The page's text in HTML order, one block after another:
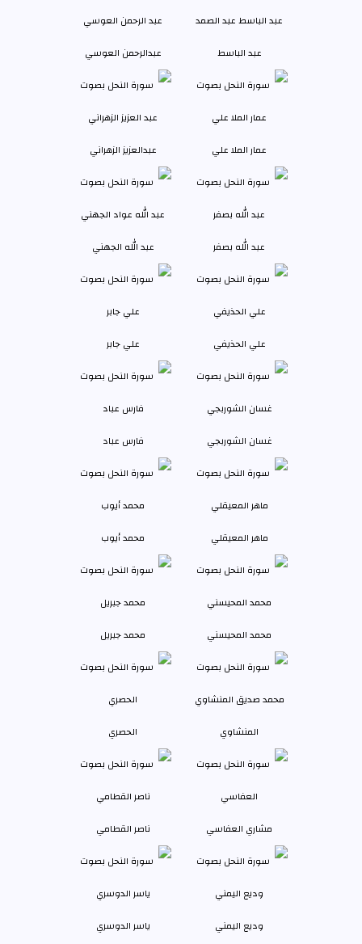
عبد الباسط عبدالرحمن العوسي
عمار الملا علي عبدالعزيز الزهراني
عبد الله بصفر عبد الله الجهني
علي الحذيفي علي جابر
غسان الشوربجي فارس عباد
ماهر المعيقلي محمد أيوب
محمد المحيسني محمد جبريل
المنشاوي الحصري
مشاري العفاسي ناصر القطامي
وديع اليمني ياسر الدوسري